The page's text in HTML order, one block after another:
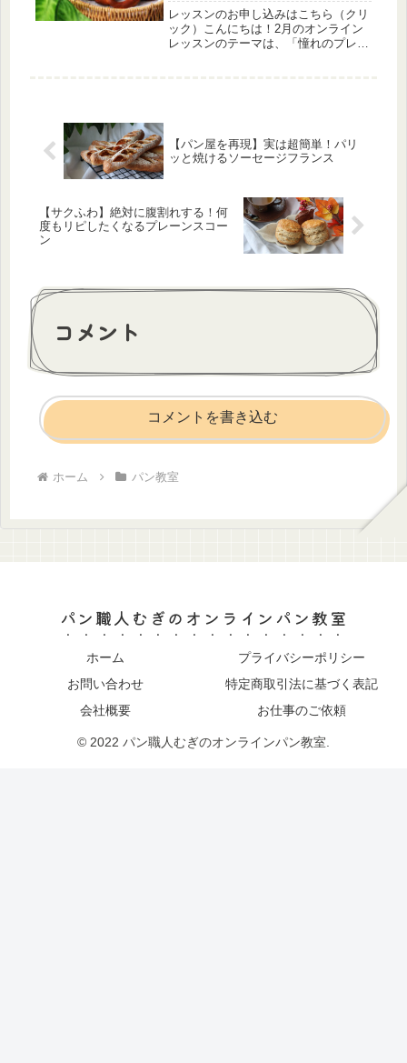
レッスンのお申し込みはこちら（クリ
ック）こんにちは！2月のオンライン
レッスンのテーマは、「憧れのプレッ
【パン屋を再現】実は超簡単！パリ
ッと焼けるソーセージフランス
【サクふわ】絶対に腹割れする！何
度もリピしたくなるプレーンスコー
ン
コメント
コメントを書き込む
ホーム パン教室
パン職人むぎのオンラインパン教室
ホーム
プライバシーポリシー
お問い合わせ
特定商取引法に基づく表記
会社概要
お仕事のご依頼
© 2022 パン職人むぎのオンラインパン教室.